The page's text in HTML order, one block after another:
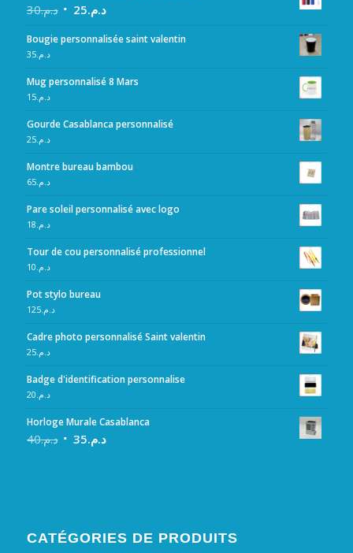
د.م.30 د.م.25
Bougie personnalisée saint valentin
د.م.35
Mug personnalisé 8 Mars
د.م.15
Gourde Casablanca personnalisé
د.م.25
Montre bureau bambou
د.م.65
Pare soleil personnalisé avec logo
د.م. 18
Tour de cou personnalisé professionnel
د.م. 10
Pot stylo bureau
د.م.125
Cadre photo personnalisé Saint valentin
د.م.25
Badge d'identification personnalise
د.م. 20
Horloge Murale Casablanca
د.م.40 د.م.35
CATÉGORIES DE PRODUITS